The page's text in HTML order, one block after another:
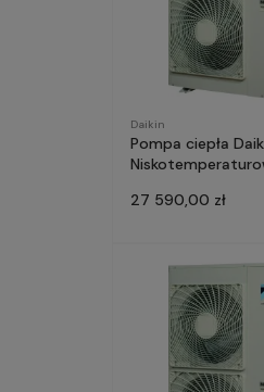
Daikin
Pompa ciepła
27 590,00 zł